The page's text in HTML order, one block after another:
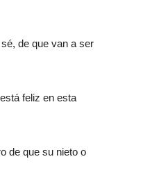
de que van a ser
feliz en esta
de que su nieto o